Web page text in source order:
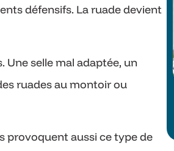
défensifs. La ruade devient
Une selle mal adaptée, un
ruades au montoir ou
provoquent aussi ce type de